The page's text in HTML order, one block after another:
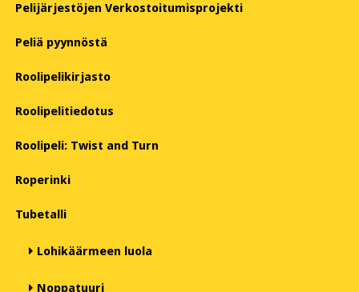
Pelijärjestöjen Verkostoitumisprojekti
Peliä pyynnöstä
Roolipelikirjasto
Roolipelitiedotus
Roolipeli: Twist and Turn
Roperinki
Tubetalli
Lohikäärmeen luola
Noppatuuri